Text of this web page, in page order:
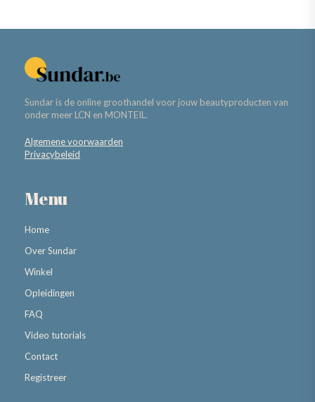
Sundar is de online groothandel voor jouw beautyproducten van
onder meer LCN en MONTEIL.
Algemene voorwaarden
Privacybeleid
Menu
Home
Over Sundar
Winkel
Opleidingen
FAQ
Video tutorials
Contact
Registreer